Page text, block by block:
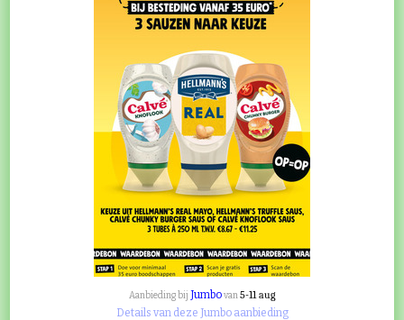
Aanbieding bij Jumbovan5-11 aug
Details van deze Jumbo aanbieding